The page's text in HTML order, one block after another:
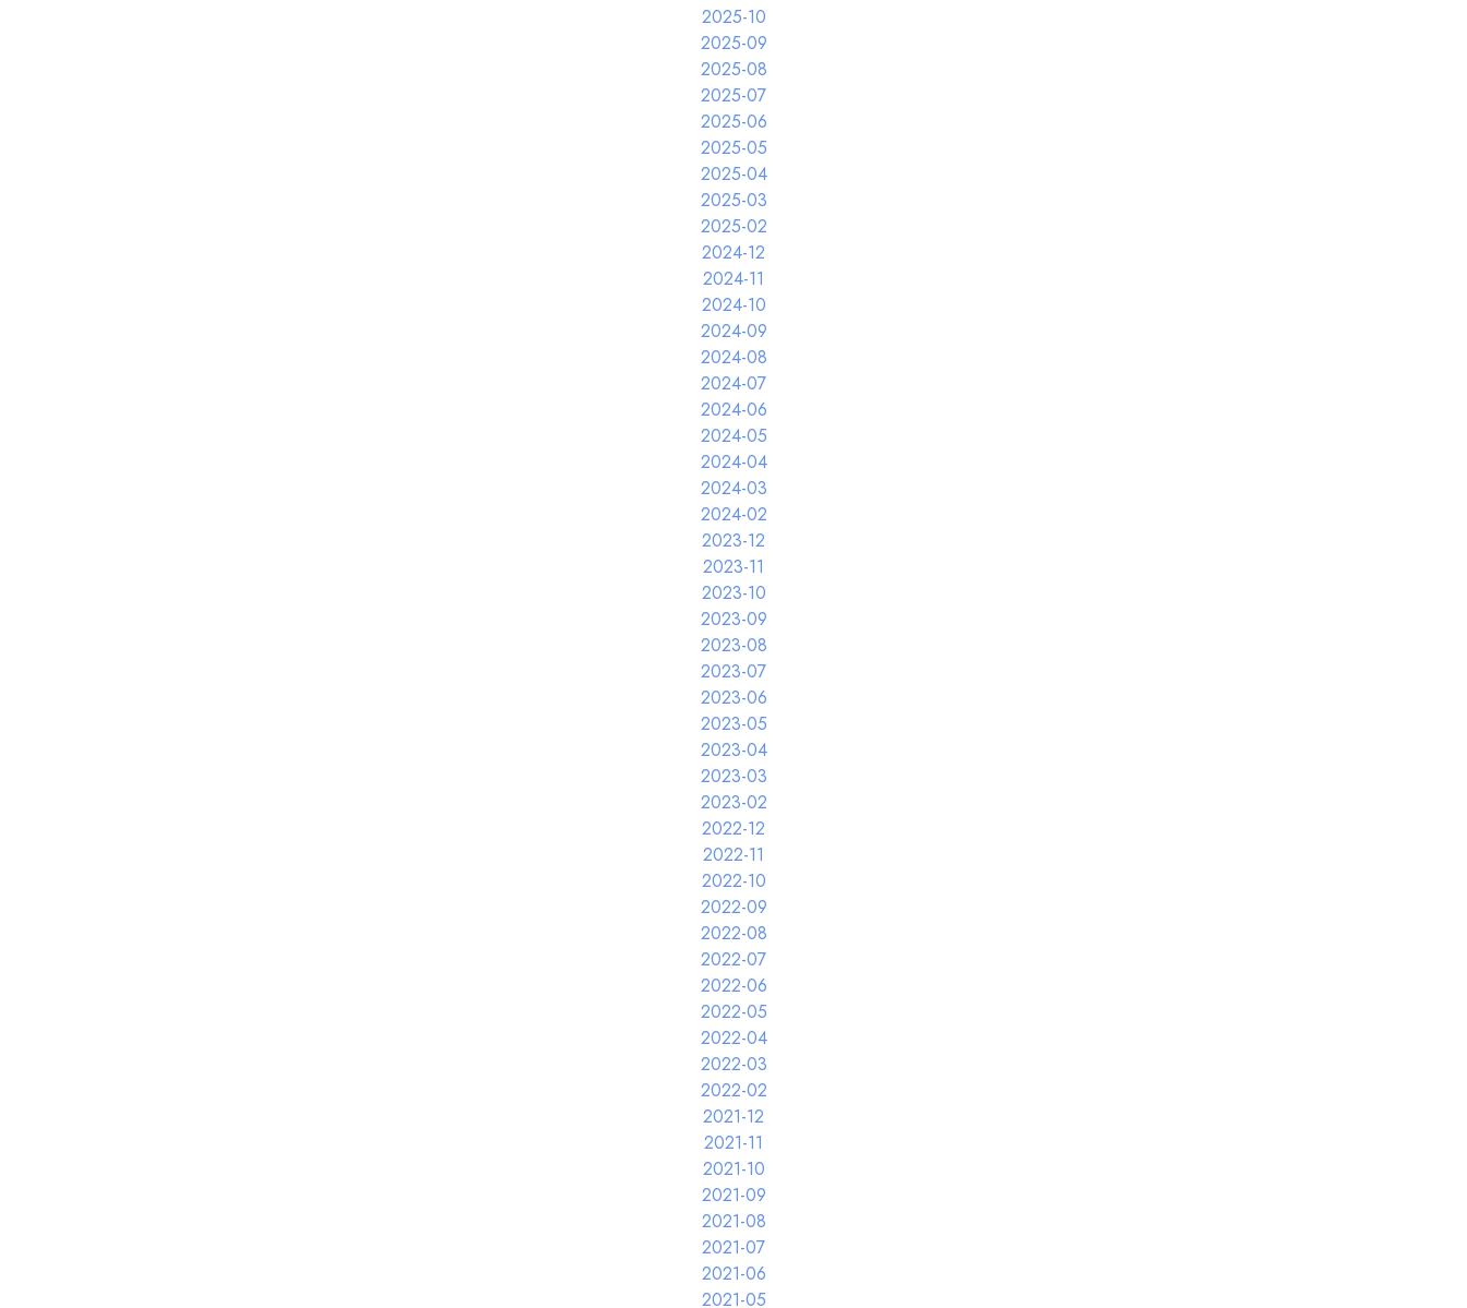
2025-10
2025-09
2025-08
2025-07
2025-06
2025-05
2025-04
2025-03
2025-02
2024-12
2024-11
2024-10
2024-09
2024-08
2024-07
2024-06
2024-05
2024-04
2024-03
2024-02
2023-12
2023-11
2023-10
2023-09
2023-08
2023-07
2023-06
2023-05
2023-04
2023-03
2023-02
2022-12
2022-11
2022-10
2022-09
2022-08
2022-07
2022-06
2022-05
2022-04
2022-03
2022-02
2021-12
2021-11
2021-10
2021-09
2021-08
2021-07
2021-06
2021-05